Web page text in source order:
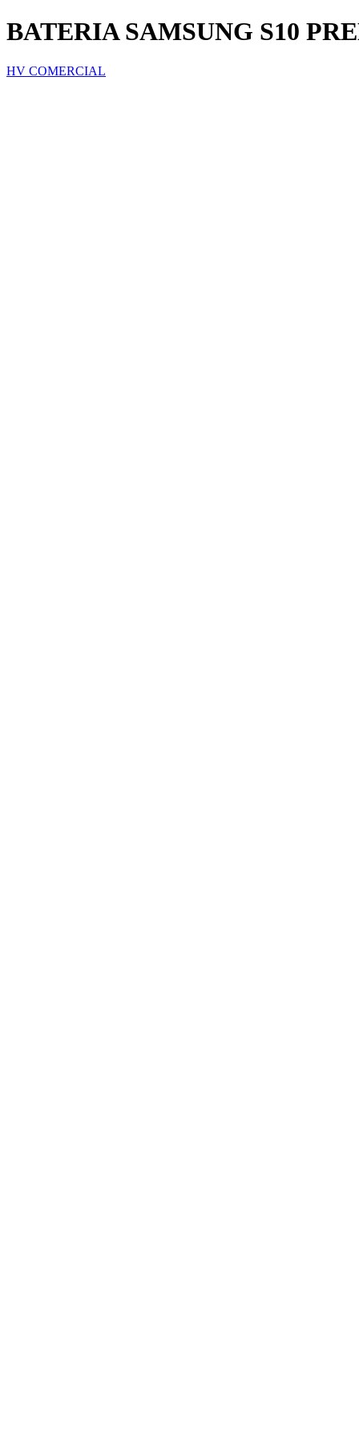
BATERIA SAMSUNG S10
HV COMERCIAL